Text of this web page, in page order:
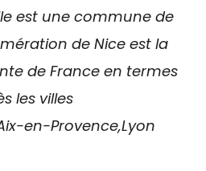
est une commune de
de Nice est la
de France en termes
les villes
en-Provence,Lyon